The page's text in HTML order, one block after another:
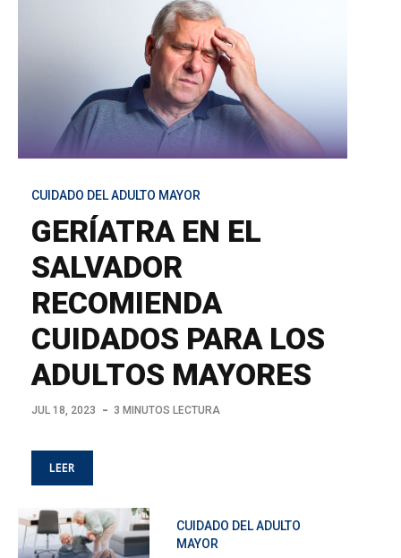
CUIDADO DEL ADULTO MAYOR
GERÍATRA EN EL
SALVADOR
RECOMIENDA
CUIDADOS PARA LOS
ADULTOS MAYORES
JUL 18, 2023 3 MINUTOS LECTURA
LEER
CUIDADO DEL ADULTO
MAYOR